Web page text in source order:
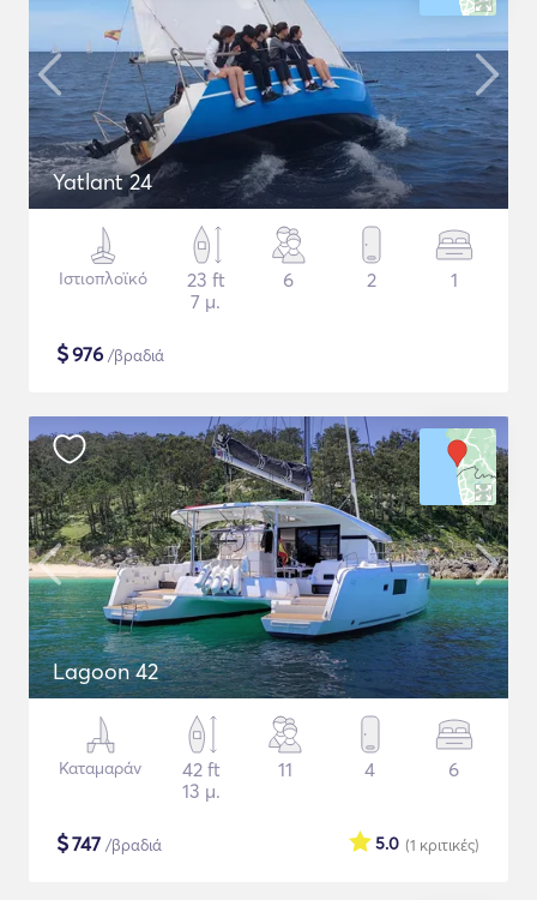
Yatlant 24
Ιστιοπλοϊκό
23 ft
7 μ.
6 2 1
$976 /βραδιά
Lagoon 42
Καταμαράν
42 ft
13 μ.
11 4 6
$747 /βραδιά (1 κριτικές)
5.0